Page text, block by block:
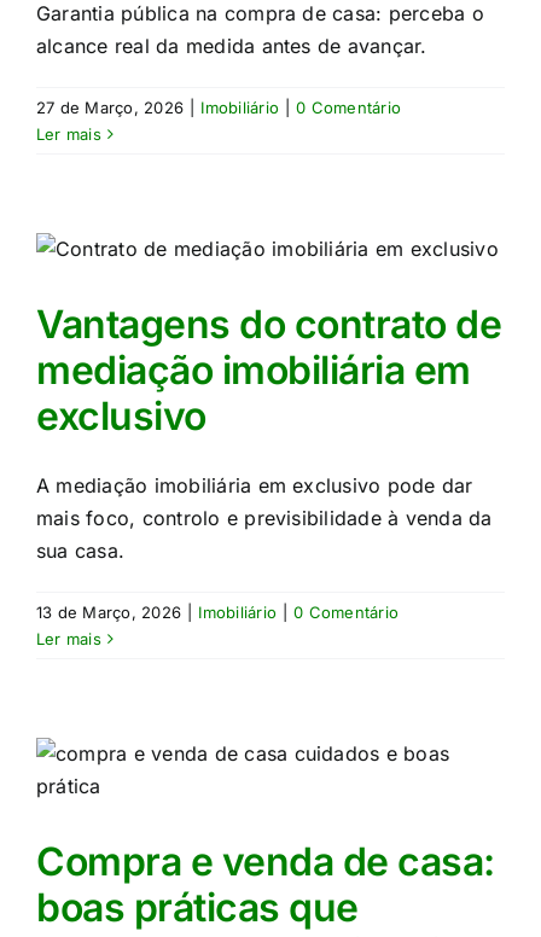
Garantia pública na compra de casa: perceba o
alcance real da medida antes de avançar.
27 de Março, 2026 Imobiliário
0 Comentário
Ler mais
Vantagens do contrato de
mediação imobiliária em
exclusivo
A mediação imobiliária em exclusivo pode dar
mais foco, controlo e previsibilidade à venda da
sua casa.
13 de Março, 2026 Imobiliário
0 Comentário
Ler mais
Compra e venda de casa:
boas práticas que